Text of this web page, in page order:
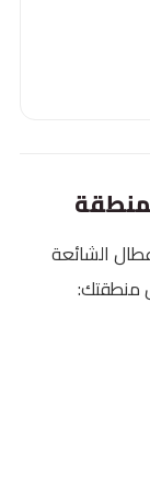
الشائعة
منطقتك: